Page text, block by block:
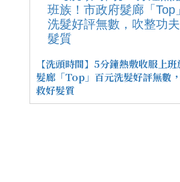
【洗頭時間】5分鐘熱敷收服上
髮廊「Top」百元洗髮好評無數
救好髮質